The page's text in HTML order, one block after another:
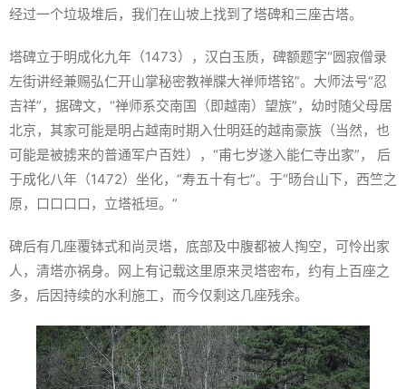
经过一个垃圾堆后，我们在山坡上找到了塔碑和三座古塔。
塔碑立于明成化九年（1473），汉白玉质，碑额题字“圆寂僧录
左街讲经兼赐弘仁开山掌秘密教禅牒大禅师塔铭”。大师法号“忍
吉祥”，据碑文，“禅师系交南国（即越南）望族”，幼时随父母居
北京，其家可能是明占越南时期入仕明廷的越南豪族（当然，也
可能是被掳来的普通军户百姓），“甫七岁遂入能仁寺出家”， 后
于成化八年（1472）坐化，“寿五十有七”。于“旸台山下，西竺之
原，口口口口，立塔祗垣。”
碑后有几座覆钵式和尚灵塔，底部及中腹都被人掏空，可怜出家
人，清塔亦祸身。网上有记载这里原来灵塔密布，约有上百座之
多，后因持续的水利施工，而今仅剩这几座残余。